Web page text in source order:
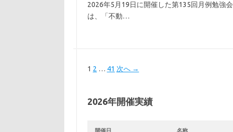
2026年5月19日に開催した第135回月例勉強会
は、「不動…
1 2 … 41 次へ →
2026年開催実績
開催日 名称